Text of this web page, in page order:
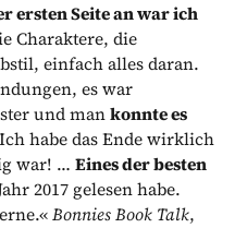
ersten Seite an war ich
Charaktere, die
einfach alles daran.
es war
und mankonnte es
habe das Ende wirklich
war! …Eines der besten
2017 gelesen habe.
Bonnies Book Talk,